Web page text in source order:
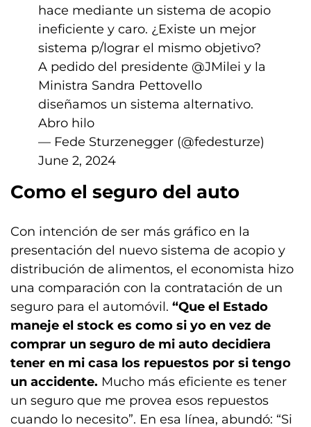
hace mediante un sistema de acopio
ineficiente y caro. ¿Existe un mejor
sistema p/lograr el mismo objetivo?
A pedido del presidente @JMilei y la
Ministra Sandra Pettovello
diseñamos un sistema alternativo.
Abro hilo
— Fede Sturzenegger (@fedesturze)
June 2, 2024
Como el seguro del auto
Con intención de ser más gráfico en la
presentación del nuevo sistema de acopio y
distribución de alimentos, el economista hizo
una comparación con la contratación de un
seguro para el automóvil. “Que el Estado
maneje el stock es como si yo en vez de
comprar un seguro de mi auto decidiera
tener en mi casa los repuestos por si tengo
un accidente. Mucho más eficiente es tener
un seguro que me provea esos repuestos
cuando lo necesito”. En esa línea, abundó: “Si